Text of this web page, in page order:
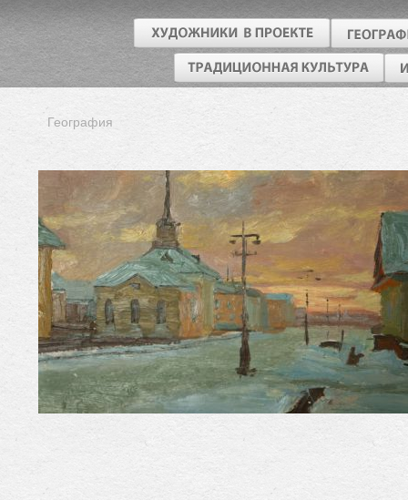
География